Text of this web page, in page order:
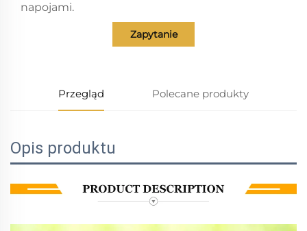
napojami.
Zapytanie
Przegląd Polecane produkty
Opis produktu